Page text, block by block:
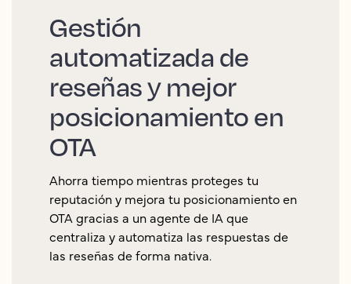
Gestión
automatizada de
reseñas y mejor
posicionamiento en
OTA
Ahorra tiempo mientras proteges tu
reputación y mejora tu posicionamiento en
OTA gracias a un agente de IA que
centraliza y automatiza las respuestas de
las reseñas de forma nativa.